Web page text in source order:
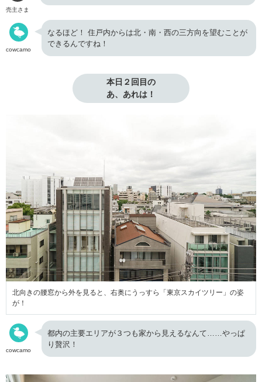
売主さま
cowcamo
なるほど！ 住戸内からは北・南・西の三方向を望むことが
できるんですね！
本日２回目の
あ、あれは！
北向きの腰窓から外を見ると、右奥にうっすら「東京スカイツリー」の姿
が！
cowcamo
都内の主要エリアが３ つも家から見えるなんて……やっぱ
り贅沢！